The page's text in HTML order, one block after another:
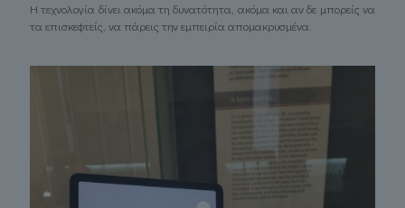
Η τεχνολογία δίνει ακόμα τη δυνατότητα, ακόμα και αν δε μπορείς να
τα επισκεφτείς, να πάρεις την εμπειρία απομακρυσμένα.